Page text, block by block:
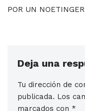
POR UN
Deja una
Tu dirección de
publicada. Los
marcados con *